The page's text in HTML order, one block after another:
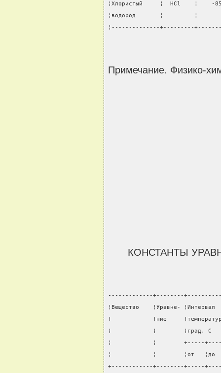
¦Хлористый     ¦  НСl    ¦
¦водород       ¦         ¦
¦--------------+---------
Примечание. Физико-
КОНСТАНТЫ
-------------+--------
¦Вещество    ¦Уравне-
¦            ¦ние
¦            ¦        ¦град.
¦            ¦        +-----
¦            ¦        ¦от
+------------+--------+-----